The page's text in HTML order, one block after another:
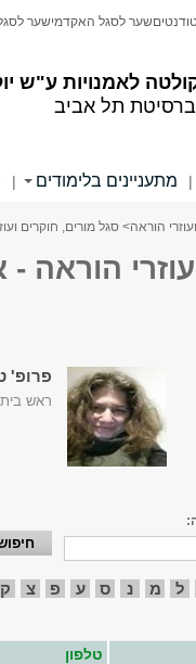
לאמנויות ע"ש
תל אביב
שער לסגל האקדמישער
| מתעניינים בלימודים |
הוראה> סגל מורים, חוקרים
הוראה -
פרופ'
ראש
ל מ נ ס ע פ צ ק
טלפון